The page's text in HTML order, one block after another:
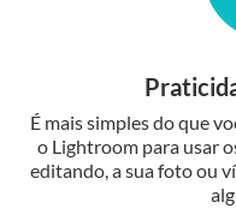
É mais simples do que
o Lightroom para usar
editando, a sua foto ou